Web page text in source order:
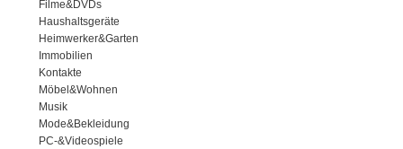
Filme&DVDs
Haushaltsgeräte
Heimwerker&Garten
Immobilien
Kontakte
Möbel&Wohnen
Musik
Mode&Bekleidung
PC-&Videospiele